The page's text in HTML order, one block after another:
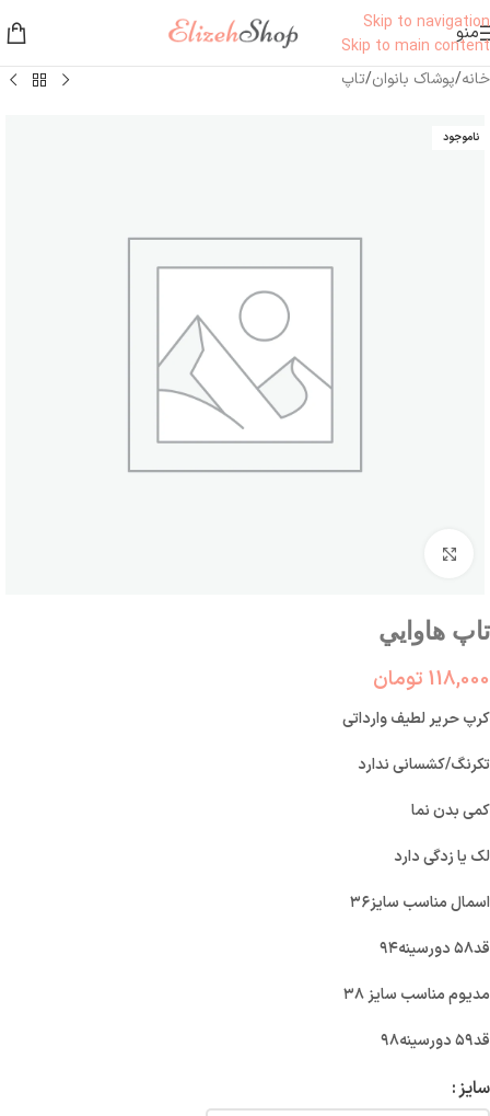
Skip to navigation
Skip to main content
منو
خانه/پوشاک بانوان/تاپ
ناموجود
تاپ هاوايي
118,000 تومان
كرپ حرير لطيف وارداتي
تكرنگ/كشساني ندارد
كمي بدن نما
لک یا زدگی دارد
اسمال مناسب سايز٣٦
قد٥٨ دورسينه٩٤
مديوم مناسب سايز ٣٨
قد٥٩ دورسينه٩٨
سایز